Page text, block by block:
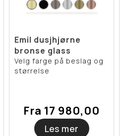
Emil dusjhjørne
bronse glass
Velg farge på beslag og
størrelse
Fra 17 980,00
Les mer